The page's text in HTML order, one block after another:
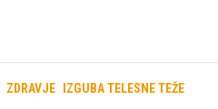
ZDRAVJE IZGUBA TELESNE TEŽE